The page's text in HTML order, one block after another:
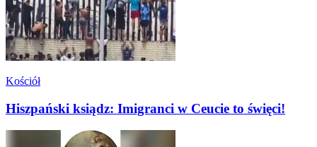
Kościół
Hiszpański ksiądz: Imigranci w Ceucie to święci!